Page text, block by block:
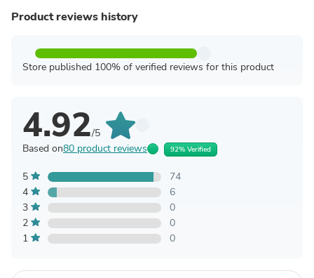
Product reviews history
Store published 100% of verified reviews for this product
4.92/5
Based on80 product reviews 92% Verified
5
74
4
6
3
0
2
0
1
0